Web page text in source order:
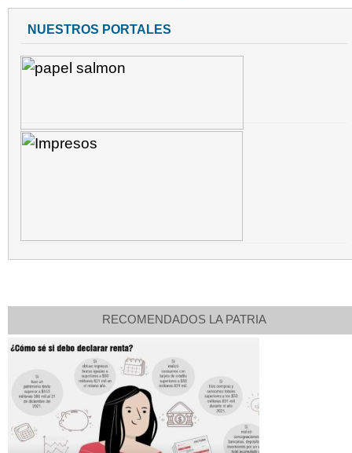
NUESTROS PORTALES
RECOMENDADOS LA PATRIA